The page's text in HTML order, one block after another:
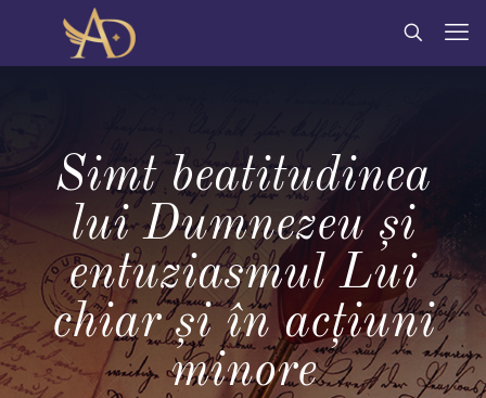
Simt beatitudinea
lui Dumnezeu și
entuziasmul Lui
chiar și în acțiuni
minore